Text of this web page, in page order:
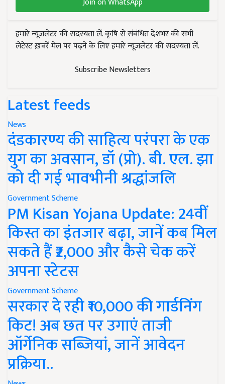
हमारे न्यूज़लेटर की सदस्यता लें. कृषि से संबंधित देशभर की सभी
लेटेस्ट ख़बरें मेल पर पढ़ने के लिए हमारे न्यूज़लेटर की सदस्यता लें.
Subscribe Newsletters
Latest feeds
News
दंडकारण्य की साहित्य परंपरा के एक
युग का अवसान, डॉ (प्रो). बी. एल. झा
को दी गई भावभीनी श्रद्धांजलि
Government Scheme
PM Kisan Yojana Update: 24वीं
किस्त का इंतजार बढ़ा, जानें कब मिल
सकते हैं ₹2,000 और कैसे चेक करें
अपना स्टेटस
Government Scheme
सरकार दे रही ₹10,000 की गार्डनिंग
किट! अब छत पर उगाएं ताजी
ऑर्गेनिक सब्जियां, जानें आवेदन
प्रक्रिया..